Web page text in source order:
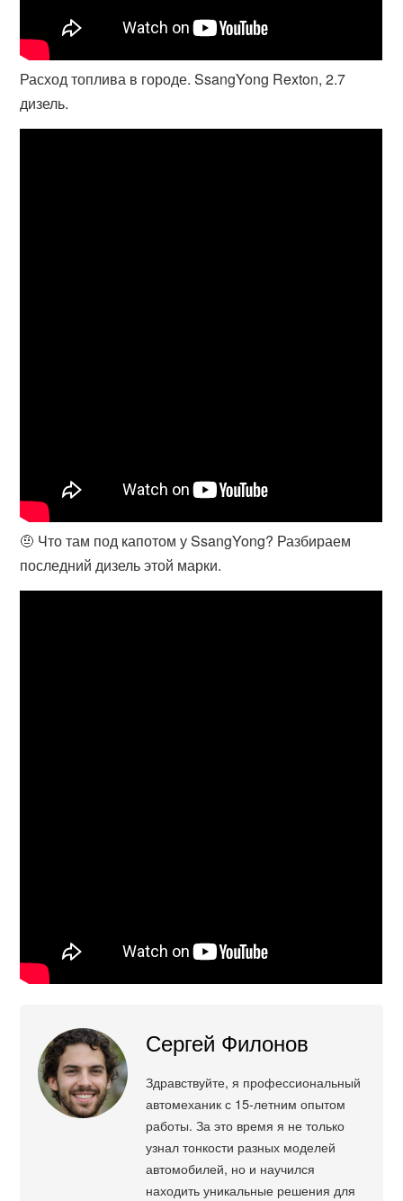
Расход топлива в городе. SsangYong Rexton, 2.7
дизель.
🤨 Что там под капотом у SsangYong? Разбираем
последний дизель этой марки.
Сергей Филонов
Здравствуйте, я профессиональный
автомеханик с 15-летним опытом
работы. За это время я не только
узнал тонкости разных моделей
автомобилей, но и научился
находить уникальные решения для